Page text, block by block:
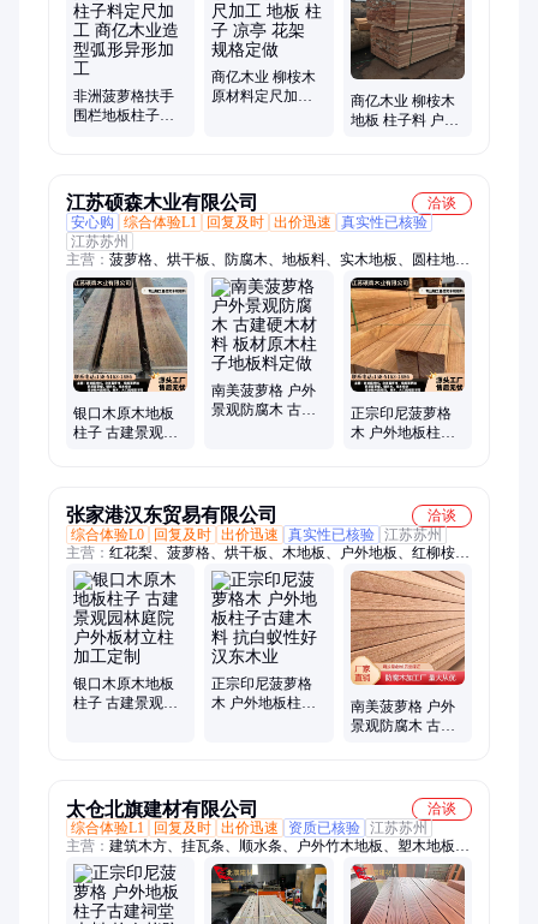
板材、木板条、巴蒂木、栅栏板、红梢木
非洲菠萝格扶手
围栏地板柱子料
商亿木业 柳桉木
原材料定尺加工
商亿木业 柳桉木
地板 柱子料 户外
江苏硕森木业有限公司
洽谈
安心购
综合体验L1 回复及时 出价迅速
真实性已核验
江苏苏州
主营： 菠萝格、烘干板、防腐木、地板料、实木地板、圆柱地
板、户外地板、重竹地板、家用地板、唐木地板、山樟木、巴劳
木、家具材、印茄木、实木板材、唐木板材、硬木材料、塔利木
材、柚木板材、南美柚木、古建家具、原木板材、凉亭花架、实
木长椅、景观建筑料
银口木原木地板
柱子 古建景观园
南美菠萝格 户外
景观防腐木 古建
正宗印尼菠萝格
木 户外地板柱子
张家港汉东贸易有限公司
洽谈
综合体验L0
回复及时 出价迅速 真实性已核验 江苏苏州
主营： 红花梨、菠萝格、烘干板、木地板、户外地板、红柳桉、
防腐材、防腐木、家具材、巴蒂木、实木板材、原木板材、红樱
桃木、刚果花梨、家具用料、凉亭立柱、仿古门窗、南美柚木、
板材定做、刺猬紫檀、红坚木板材、园林古建材、马木料板材、
黑胡桃板材、黄花梨大板
银口木原木地板
柱子 古建景观园
正宗印尼菠萝格
木 户外地板柱子
南美菠萝格 户外
景观防腐木 古建
太仓北旗建材有限公司
洽谈
综合体验L1
回复及时 出价迅速 资质已核验 江苏苏州
主营： 建筑木方、挂瓦条、顺水条、户外竹木地板、塑木地板、
防腐木、胶合木、碳化木、辐射松、铁杉、南方松、花旗松、芬
兰木、红雪松、巴劳木、柳桉木